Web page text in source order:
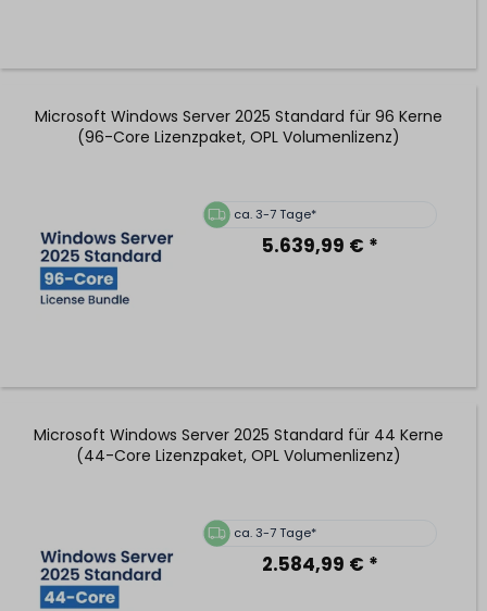
Microsoft Windows Server 2025 Standard für 96 Kerne
(96-Core Lizenzpaket, OPL Volumenlizenz)
ca. 3-7 Tage*
5.639,99 € *
Microsoft Windows Server 2025 Standard für 44 Kerne
(44-Core Lizenzpaket, OPL Volumenlizenz)
ca. 3-7 Tage*
2.584,99 € *